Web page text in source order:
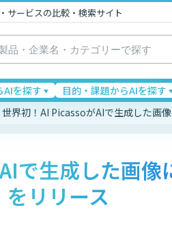
サービスの比較・検索サイト
AIを探す 目的・課題からAIを探す
世界初！AI PicassoがAIで生成した画
で生成した画像
リリース